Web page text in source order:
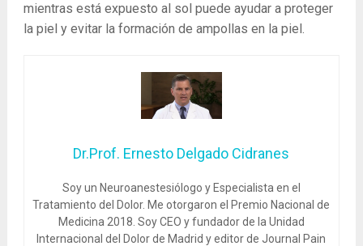
mientras está expuesto al sol puede ayudar a proteger
la piel y evitar la formación de ampollas en la piel.
Dr.Prof. Ernesto Delgado Cidranes
Soy un Neuroanestesiólogo y Especialista en el
Tratamiento del Dolor. Me otorgaron el Premio Nacional de
Medicina 2018. Soy CEO y fundador de la Unidad
Internacional del Dolor de Madrid y editor de Journal Pain